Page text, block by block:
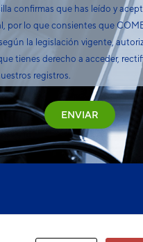
confirmas que has leído y
por lo que consientes que
la legislación vigente,
tienes derecho a acceder,
registros.
ENVIAR